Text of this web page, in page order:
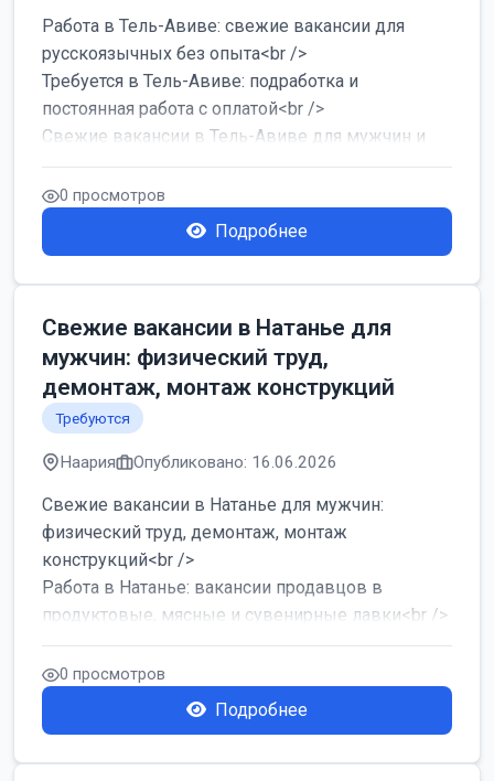
Работа в Тель-Авиве: свежие вакансии для
русскоязычных без опыта<br />
Требуется в Тель-Авиве: подработка и
постоянная работа с оплатой<br />
Свежие вакансии в Тель-Авиве для мужчин и
женщин от хозя...
0 просмотров
Подробнее
Свежие вакансии в Натанье для
мужчин: физический труд,
демонтаж, монтаж конструкций
Требуются
Наария Опубликовано: 16.06.2026
Свежие вакансии в Натанье для мужчин:
физический труд, демонтаж, монтаж
конструкций<br />
Работа в Натанье: вакансии продавцов в
продуктовые, мясные и сувенирные лавки<br />
Разнорабочий на сборку м...
0 просмотров
Подробнее